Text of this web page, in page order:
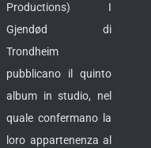
Productions) I
Gjendød di
Trondheim
pubblicano il quinto
album in studio, nel
quale confermano la
loro appartenenza al